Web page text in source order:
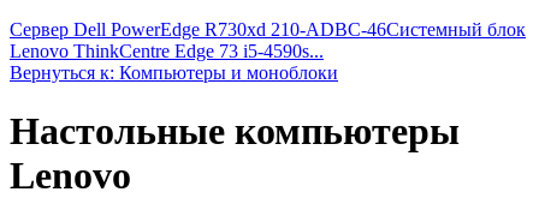
Сервер Dell PowerEdge R730xd 210-ADBC-46Системный блок
Lenovo ThinkCentre Edge 73 i5-4590s...
Вернуться к: Компьютеры и моноблоки
Настольные компьютеры
Lenovo